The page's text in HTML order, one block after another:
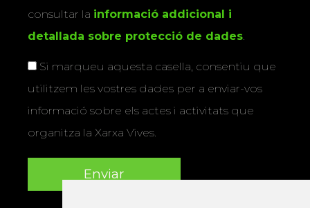
consultar la informació addicional i
detallada sobre protecció de dades.
Si marqueu aquesta casella, consentiu que
utilitzem les vostres dades per a enviar-vos
informació sobre els actes i activitats que
organitza la Xarxa Vives.